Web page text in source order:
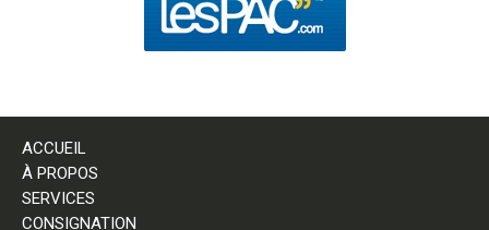
ACCUEIL
À PROPOS
SERVICES
CONSIGNATION